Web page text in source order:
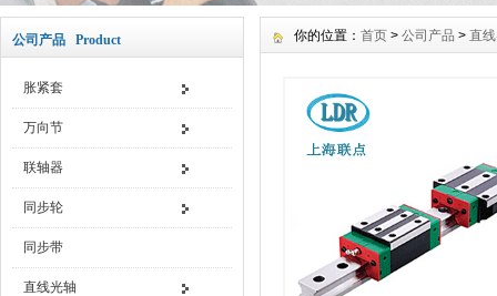
公司产品 Product
胀紧套
万向节
联轴器
同步轮
同步带
直线光轴
你的位置： 首页 > 公司产品 > 直